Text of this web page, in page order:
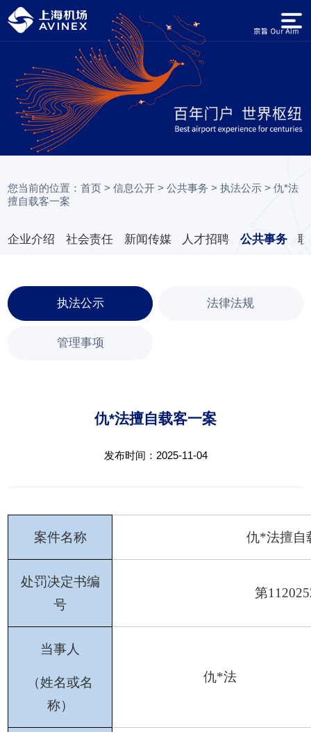
您当前的位置：首页 >信息公开 >公共事务 >执法公示 >仇*法
擅自载客一案
企业介绍 社会责任 新闻传媒 人才招聘 公共事务
执法公示 法律法规
管理事项
仇*法擅自载客一案
发布时间：2025-11-04
案件名称 仇*法擅自
处罚决定书编
号
第
当事人
（姓名或名
称）
仇*法